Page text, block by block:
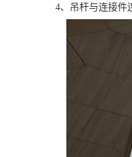
4、吊杆与连接件连